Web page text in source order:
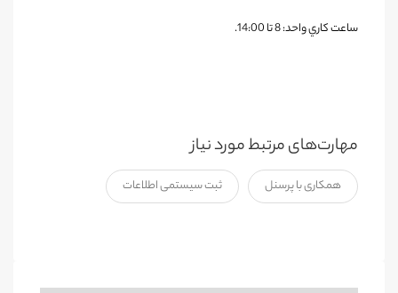
ساعت كاري واحد: 8 تا 14:00 .
مهارت‌های مرتبط مورد نیاز
همکاری با پرسنل ثبت سیستمی اطلاعات